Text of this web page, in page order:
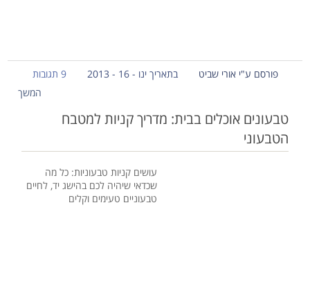
פורסם ע"י אורי שביט בתאריך ינו - 16 - 2013
9 תגובות
המשך
טבעונים אוכלים בבית: מדריך קניות למטבח
הטבעוני
עושים קניות טבעוניות: כל מה
שכדאי שיהיה לכם בהישג יד, לחיים
טבעוניים טעימים וקלים